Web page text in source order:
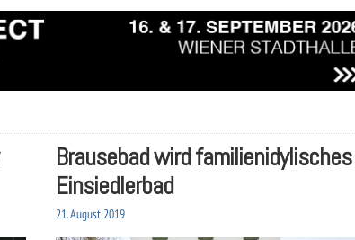
Brausebad wird familienidylisches
Einsiedlerbad
21. August 2019